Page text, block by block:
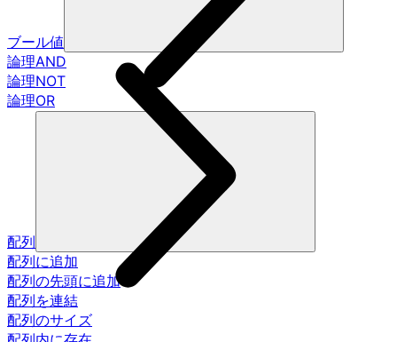
ブール値
論理AND
論理NOT
論理OR
配列
配列に追加
配列の先頭に追加
配列を連結
配列のサイズ